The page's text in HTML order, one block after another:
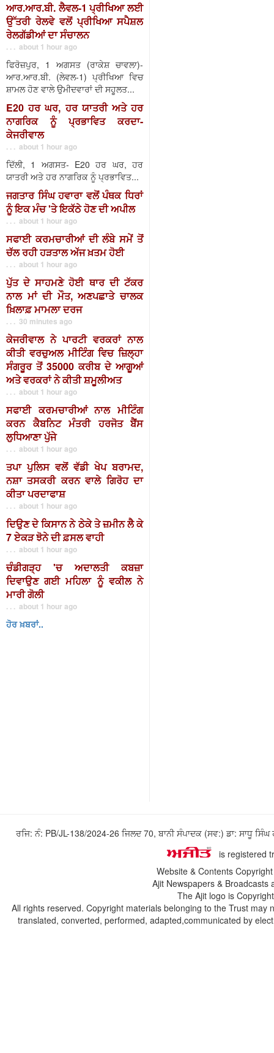
ਆਰ.ਆਰ.ਬੀ. ਲੈਵਲ-1 ਪ੍ਰੀਖਿਆ ਲਈ
ਉੱਤਰੀ ਰੇਲਵੇ ਵਲੋਂ ਪ੍ਰੀਖਿਆ ਸਪੈਸ਼ਲ
ਰੇਲਗੱਡੀਆਂ ਦਾ ਸੰਚਾਲਨ
. . . about 1 hour ago
ਫਿਰੋਜ਼ਪੁਰ, 1 ਅਗਸਤ (ਰਾਕੇਸ਼ ਚਾਵਲਾ)-
ਆਰ.ਆਰ.ਬੀ. (ਲੇਵਲ-1) ਪ੍ਰੀਖਿਆ ਵਿਚ
ਸ਼ਾਮਲ ਹੋਣ ਵਾਲੇ ਉਮੀਦਵਾਰਾਂ ਦੀ ਸਹੂਲਤ...
E20 ਹਰ ਘਰ, ਹਰ ਯਾਤਰੀ ਅਤੇ ਹਰ
ਨਾਗਰਿਕ ਨੂੰ ਪ੍ਰਭਾਵਿਤ ਕਰਦਾ-
ਕੇਜਰੀਵਾਲ
. . . about 1 hour ago
ਦਿੱਲੀ, 1 ਅਗਸਤ- E20 ਹਰ ਘਰ, ਹਰ
ਯਾਤਰੀ ਅਤੇ ਹਰ ਨਾਗਰਿਕ ਨੂੰ ਪ੍ਰਭਾਵਿਤ...
ਜਗਤਾਰ ਸਿੰਘ ਹਵਾਰਾ ਵਲੋਂ ਪੰਥਕ ਧਿਰਾਂ
ਨੂੰ ਇਕ ਮੰਚ 'ਤੇ ਇਕੱਠੇ ਹੋਣ ਦੀ ਅਪੀਲ
. . . about 1 hour ago
ਸਫਾਈ ਕਰਮਚਾਰੀਆਂ ਦੀ ਲੰਬੇ ਸਮੇਂ ਤੋਂ
ਚੱਲ ਰਹੀ ਹੜਤਾਲ ਅੱਜ ਖ਼ਤਮ ਹੋਈ
. . . about 1 hour ago
ਪੁੱਤ ਦੇ ਸਾਹਮਣੇ ਹੋਈ ਥਾਰ ਦੀ ਟੱਕਰ
ਨਾਲ ਮਾਂ ਦੀ ਮੌਤ, ਅਣਪਛਾਤੇ ਚਾਲਕ
ਖ਼ਿਲਾਫ਼ ਮਾਮਲਾ ਦਰਜ
. . . 30 minutes ago
ਕੇਜਰੀਵਾਲ ਨੇ ਪਾਰਟੀ ਵਰਕਰਾਂ ਨਾਲ
ਕੀਤੀ ਵਰਚੁਅਲ ਮੀਟਿੰਗ ਵਿਚ ਜ਼ਿਲ੍ਹਾ
ਸੰਗਰੂਰ ਤੋਂ 35000 ਕਰੀਬ ਦੇ ਆਗੂਆਂ
ਅਤੇ ਵਰਕਰਾਂ ਨੇ ਕੀਤੀ ਸ਼ਮੂਲੀਅਤ
. . . about 1 hour ago
ਸਫਾਈ ਕਰਮਚਾਰੀਆਂ ਨਾਲ ਮੀਟਿੰਗ
ਕਰਨ ਕੈਬਨਿਟ ਮੰਤਰੀ ਹਰਜੋਤ ਬੈਂਸ
ਲੁਧਿਆਣਾ ਪੁੱਜੇ
. . . about 1 hour ago
ਤਪਾ ਪੁਲਿਸ ਵਲੋਂ ਵੱਡੀ ਖੇਪ ਬਰਾਮਦ,
ਨਸ਼ਾ ਤਸਕਰੀ ਕਰਨ ਵਾਲੇ ਗਿਰੋਹ ਦਾ
ਕੀਤਾ ਪਰਦਾਫਾਸ਼
. . . about 1 hour ago
ਦਿਉਣ ਦੇ ਕਿਸਾਨ ਨੇ ਠੇਕੇ ਤੇ ਜ਼ਮੀਨ ਲੈ ਕੇ
7 ਏਕੜ ਝੋਨੇ ਦੀ ਫ਼ਸਲ ਵਾਹੀ
. . . about 1 hour ago
ਚੰਡੀਗੜ੍ਹ 'ਚ ਅਦਾਲਤੀ ਕਬਜ਼ਾ
ਦਿਵਾਉਣ ਗਈ ਮਹਿਲਾ ਨੂੰ ਵਕੀਲ ਨੇ
ਮਾਰੀ ਗੋਲੀ
. . . about 1 hour ago
ਹੋਰ ਖ਼ਬਰਾਂ..
ਰਜਿ: ਨੰ: PB/JL-138/2024-26 ਜਿਲਦ 70, ਬਾਨੀ ਸੰਪਾਦਕ (ਸਵ:) ਡਾ: ਸਾਧੂ
is registered
Website & Contents
Ajit Newspapers &
The Ajit logo is
All rights reserved. Copyright materials belonging to the Trust
translated, converted, performed, adapted,communicated by